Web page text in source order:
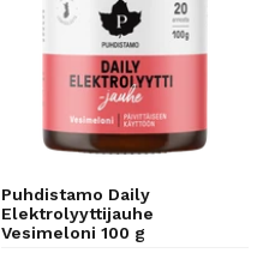
Puhdistamo Daily
Elektrolyyttijauhe
Vesimeloni 100 g